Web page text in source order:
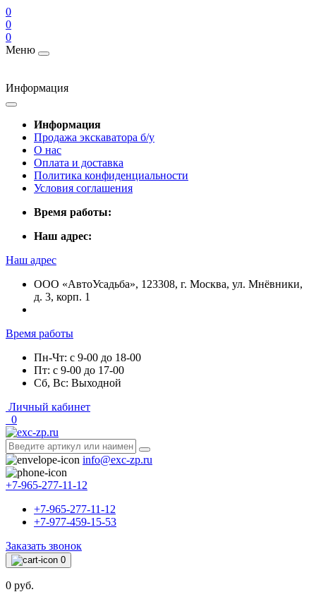
0
0
0
Меню
Информация
Информация
Продажа экскаватора б/у
О нас
Оплата и доставка
Политика конфиденциальности
Условия соглашения
Время работы:
Наш адрес:
Наш адрес
ООО «АвтоУсадьба», 123308, г. Москва, ул. Мнёвники,
д. 3, корп. 1
Время работы
Пн-Чт: с 9-00 до 18-00
Пт: с 9-00 до 17-00
Сб, Вс: Выходной
Личный кабинет
0
info@exc-zp.ru
+7-965-277-11-12
+7-965-277-11-12
+7-977-459-15-53
Заказать звонок
0
0 руб.